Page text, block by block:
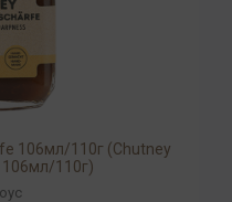
106мл/110г (Chutney
106мл/110г)